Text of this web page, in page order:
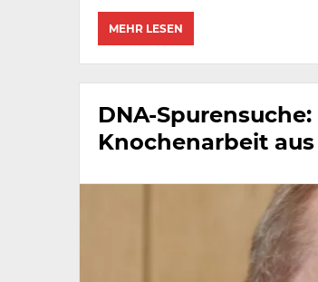
MEHR LESEN
DNA-Spurensuche:
Knochenarbeit